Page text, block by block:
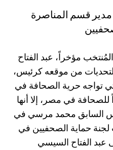
قسم المناصرة
مؤخراً، عبد الفتاح
من موقعه كرئيس،
تواجه حرية الصحافة في
للصحافة في مصر، إلا أنها
السابق محمد مرسي في
حماية الصحفيين في
عبد الفتاح السيسي